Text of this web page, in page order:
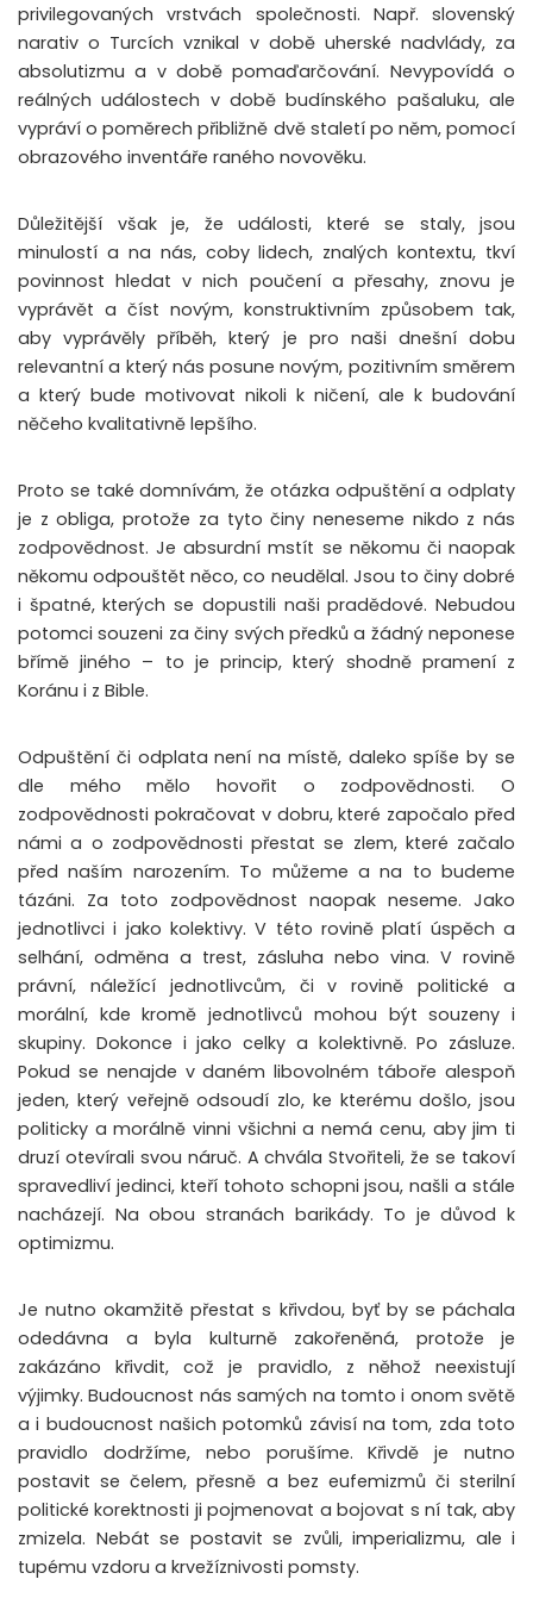
privilegovaných vrstvách společnosti. Např. slovenský
narativ o Turcích vznikal v době uherské nadvlády, za
absolutizmu a v době pomaďarčování. Nevypovídá o
reálných událostech v době budínského pašaluku, ale
vypráví o poměrech přibližně dvě staletí po něm, pomocí
obrazového inventáře raného novověku.
Důležitější však je, že události, které se staly, jsou
minulostí a na nás, coby lidech, znalých kontextu, tkví
povinnost hledat v nich poučení a přesahy, znovu je
vyprávět a číst novým, konstruktivním způsobem tak,
aby vyprávěly příběh, který je pro naši dnešní dobu
relevantní a který nás posune novým, pozitivním směrem
a který bude motivovat nikoli k ničení, ale k budování
něčeho kvalitativně lepšího.
Proto se také domnívám, že otázka odpuštění a odplaty
je z obliga, protože za tyto činy neneseme nikdo z nás
zodpovědnost. Je absurdní mstít se někomu či naopak
někomu odpouštět něco, co neudělal. Jsou to činy dobré
i špatné, kterých se dopustili naši pradědové. Nebudou
potomci souzeni za činy svých předků a žádný neponese
břímě jiného – to je princip, který shodně pramení z
Koránu i z Bible.
Odpuštění či odplata není na místě, daleko spíše by se
dle mého mělo hovořit o zodpovědnosti. O
zodpovědnosti pokračovat v dobru, které započalo před
námi a o zodpovědnosti přestat se zlem, které začalo
před naším narozením. To můžeme a na to budeme
tázáni. Za toto zodpovědnost naopak neseme. Jako
jednotlivci i jako kolektivy. V této rovině platí úspěch a
selhání, odměna a trest, zásluha nebo vina. V rovině
právní, náležící jednotlivcům, či v rovině politické a
morální, kde kromě jednotlivců mohou být souzeny i
skupiny. Dokonce i jako celky a kolektivně. Po zásluze.
Pokud se nenajde v daném libovolném táboře alespoň
jeden, který veřejně odsoudí zlo, ke kterému došlo, jsou
politicky a morálně vinni všichni a nemá cenu, aby jim ti
druzí otevírali svou náruč. A chvála Stvořiteli, že se takoví
spravedliví jedinci, kteří tohoto schopni jsou, našli a stále
nacházejí. Na obou stranách barikády. To je důvod k
optimizmu.
Je nutno okamžitě přestat s křivdou, byť by se páchala
odedávna a byla kulturně zakořeněná, protože je
zakázáno křivdit, což je pravidlo, z něhož neexistují
výjimky. Budoucnost nás samých na tomto i onom světě
a i budoucnost našich potomků závisí na tom, zda toto
pravidlo dodržíme, nebo porušíme. Křivdě je nutno
postavit se čelem, přesně a bez eufemizmů či sterilní
politické korektnosti ji pojmenovat a bojovat s ní tak, aby
zmizela. Nebát se postavit se zvůli, imperializmu, ale i
tupému vzdoru a krvežíznivosti pomsty.